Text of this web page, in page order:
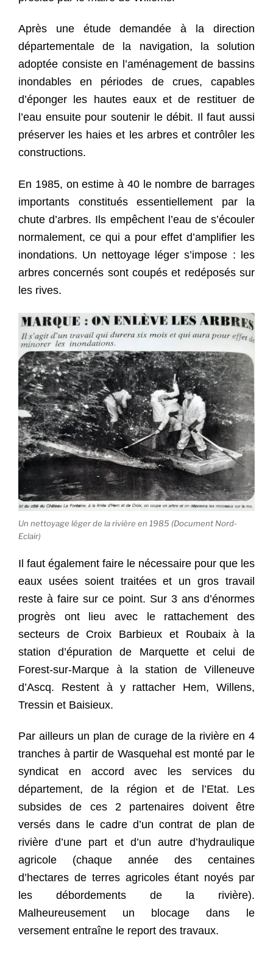
Après une étude demandée à la direction
départementale de la navigation, la solution
adoptée consiste en l’aménagement de bassins
inondables en périodes de crues, capables
d’éponger les hautes eaux et de restituer de
l’eau ensuite pour soutenir le débit. Il faut aussi
préserver les haies et les arbres et contrôler les
constructions.
En 1985, on estime à 40 le nombre de barrages
importants constitués essentiellement par la
chute d’arbres. Ils empêchent l’eau de s’écouler
normalement, ce qui a pour effet d’amplifier les
inondations. Un nettoyage léger s’impose : les
arbres concernés sont coupés et redéposés sur
les rives.
Un nettoyage léger de la rivière en 1985 (Document Nord-
Eclair)
Il faut également faire le nécessaire pour que les
eaux usées soient traitées et un gros travail
reste à faire sur ce point. Sur 3 ans d’énormes
progrès ont lieu avec le rattachement des
secteurs de Croix Barbieux et Roubaix à la
station d’épuration de Marquette et celui de
Forest-sur-Marque à la station de Villeneuve
d’Ascq. Restent à y rattacher Hem, Willens,
Tressin et Baisieux.
Par ailleurs un plan de curage de la rivière en 4
tranches à partir de Wasquehal est monté par le
syndicat en accord avec les services du
département, de la région et de l’Etat. Les
subsides de ces 2 partenaires doivent être
versés dans le cadre d’un contrat de plan de
rivière d’une part et d’un autre d’hydraulique
agricole (chaque année des centaines
d’hectares de terres agricoles étant noyés par
les débordements de la rivière).
Malheureusement un blocage dans le
versement entraîne le report des travaux.